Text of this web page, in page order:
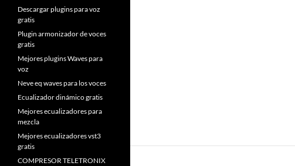
Descargar plugins para voz
gratis
Plugin armonizador de voces
gratis
Mejores plugins Waves para
voz
Neve eq waves para los voces
Ecualizador dinámico gratis
Mejores ecualizadores para
mezcla
Mejores ecualizadores vst3
gratis
COMPRESOR TELETRONIX